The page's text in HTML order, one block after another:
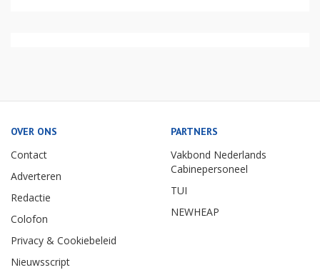
OVER ONS
Contact
Adverteren
Redactie
Colofon
Privacy & Cookiebeleid
Nieuwsscript
PARTNERS
Vakbond Nederlands
Cabinepersoneel
TUI
NEWHEAP